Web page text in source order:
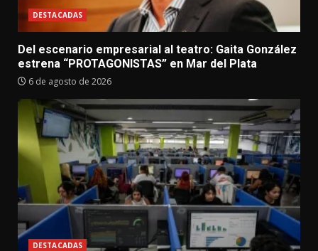
DESTACADAS
Del escenario empresarial al teatro: Gaita González
estrena “PROTAGONISTAS” en Mar del Plata
6 de agosto de 2026
DESTACADAS